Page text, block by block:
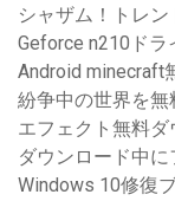
シャザム！トレ
Geforce n210ド
Android minecraft
紛争中の世界を無
エフェクト無料
ダウンロード中
Windows 10修復